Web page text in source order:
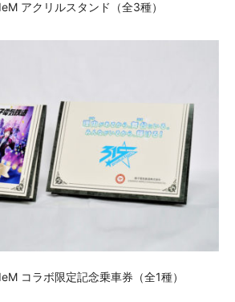
アクリルスタンド（全3種）
コラボ限定記念乗車券（全1種）